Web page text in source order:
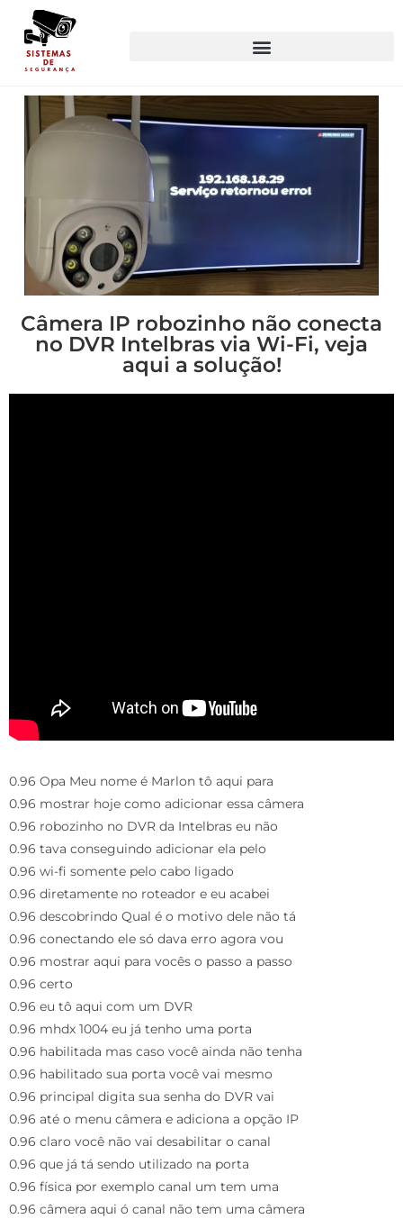
Câmera IP robozinho não conecta
no DVR Intelbras via Wi-Fi, veja
aqui a solução!
0.96 Opa Meu nome é Marlon tô aqui para
0.96 mostrar hoje como adicionar essa câmera
0.96 robozinho no DVR da Intelbras eu não
0.96 tava conseguindo adicionar ela pelo
0.96 wi-fi somente pelo cabo ligado
0.96 diretamente no roteador e eu acabei
0.96 descobrindo Qual é o motivo dele não tá
0.96 conectando ele só dava erro agora vou
0.96 mostrar aqui para vocês o passo a passo
0.96 certo
0.96 eu tô aqui com um DVR
0.96 mhdx 1004 eu já tenho uma porta
0.96 habilitada mas caso você ainda não tenha
0.96 habilitado sua porta você vai mesmo
0.96 principal digita sua senha do DVR vai
0.96 até o menu câmera e adiciona a opção IP
0.96 claro você não vai desabilitar o canal
0.96 que já tá sendo utilizado na porta
0.96 física por exemplo canal um tem uma
0.96 câmera aqui ó canal não tem uma câmera